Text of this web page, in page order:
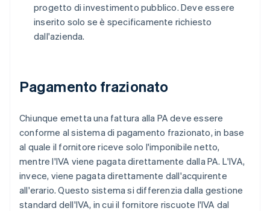
progetto di investimento pubblico. Deve essere
inserito solo se è specificamente richiesto
dall'azienda.
Pagamento frazionato
Chiunque emetta una fattura alla PA deve essere
conforme al sistema di pagamento frazionato, in base
al quale il fornitore riceve solo l'imponibile netto,
mentre l'IVA viene pagata direttamente dalla PA. L'IVA,
invece, viene pagata direttamente dall'acquirente
all'erario. Questo sistema si differenzia dalla gestione
standard dell'IVA, in cui il fornitore riscuote l'IVA dal